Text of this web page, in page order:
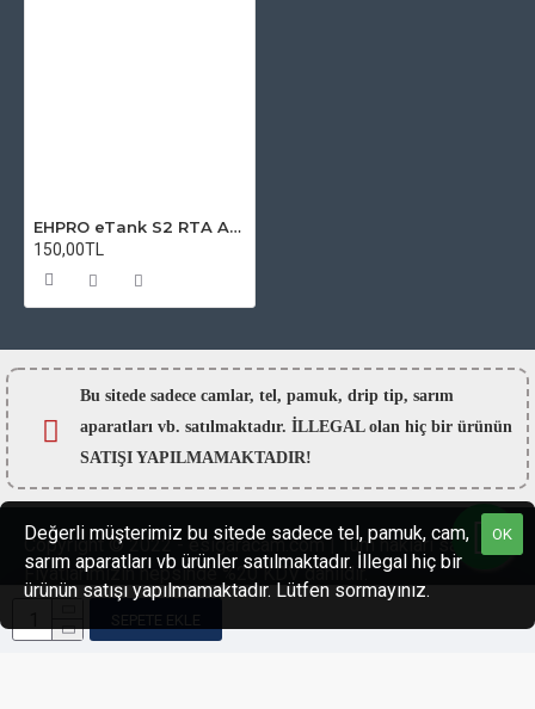
EHPRO eTank S2 RTA Atomizer Camı
150,00TL
Bu sitede sadece camlar, tel, pamuk, drip tip, sarım
aparatları vb. satılmaktadır. İLLEGAL olan hiç bir ürünün
SATIŞI YAPILMAMAKTADIR!
Copyright © 2022 - esigaracam.com | Tüm hakları saklıdır.
Fiyatlarımızın hepsinde %20 KDV dahildir.
OK
Değerli müşterimiz bu sitede sadece tel, pamuk, cam,
sarım aparatları vb ürünler satılmaktadır. İllegal hiç bir
ürünün satışı yapılmamaktadır. Lütfen sormayınız.